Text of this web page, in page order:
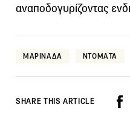
αναποδογυρίζοντας
ΜΑΡΙΝΑΔΑ ΝΤΟΜΑΤΑ
SHARE THIS ARTICLE